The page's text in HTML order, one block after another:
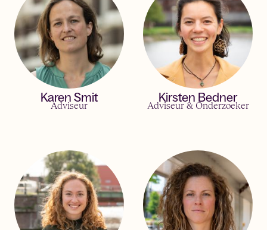
Karen Smit
Adviseur
Kirsten Bedner
Adviseur & Onderzoeker